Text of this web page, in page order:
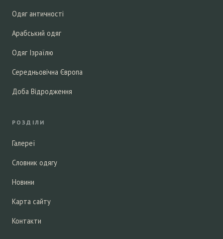
Одяг античності
Арабський одяг
Одяг Ізраїлю
Середньовічна Європа
Доба Відродження
РОЗДІЛИ
Галереї
Словник одягу
Новини
Карта сайту
Контакти